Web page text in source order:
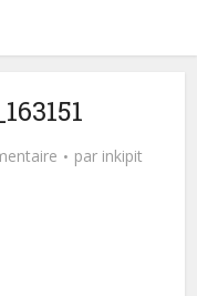
par inkipit